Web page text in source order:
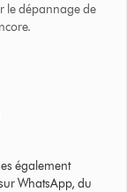
le dépannage de
également
WhatsApp, du